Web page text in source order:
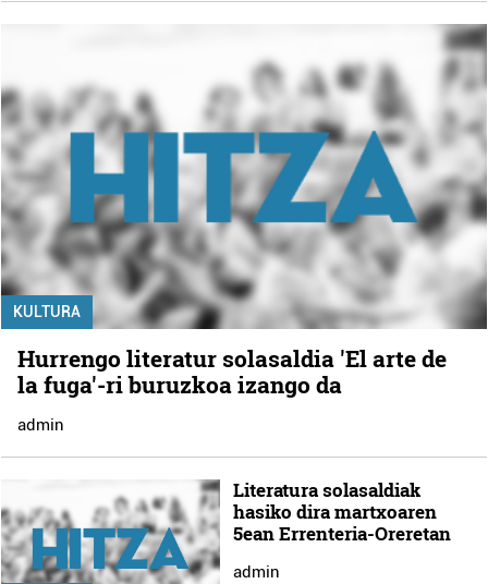
KULTURA
Hurrengo literatur solasaldia 'El arte de
la fuga'-ri buruzkoa izango da
admin
Literatura solasaldiak
hasiko dira martxoaren
5ean Errenteria-Oreretan
admin